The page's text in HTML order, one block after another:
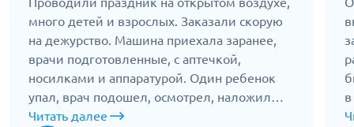
много детей и взрослых. Заказали скорую
на дежурство. Машина приехала заранее,
врачи подготовленные, с аптечкой,
носилками и аппаратурой. Один ребенок
упал, врач подошел, осмотрел, наложил
повязку. Родители успокоились. Бригада не
Читать далее